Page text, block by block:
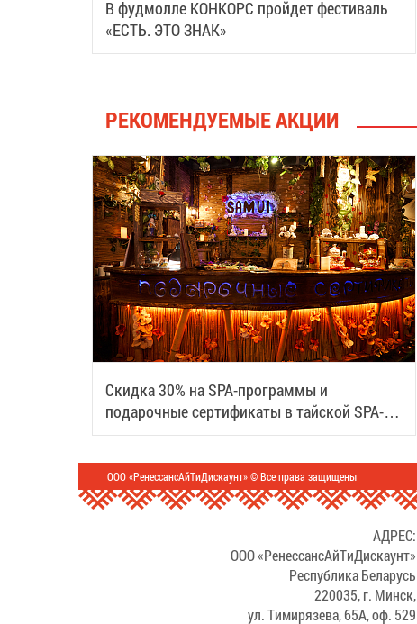
В фудмолле КОНКОРС пройдет фестиваль
«ЕСТЬ. ЭТО ЗНАК»
РЕКОМЕНДУЕМЫЕ АКЦИИ
Скидка 30% на SPA-программы и
подарочные сертификаты в тайской SPA-
деревне Samui
ООО «РенессансАйТиДискаунт» © Все права защищены
АДРЕС:
ООО «РенессансАйТиДискаунт»
Республика Беларусь
220035, г. Минск,
ул. Тимирязева, 65А, оф. 529